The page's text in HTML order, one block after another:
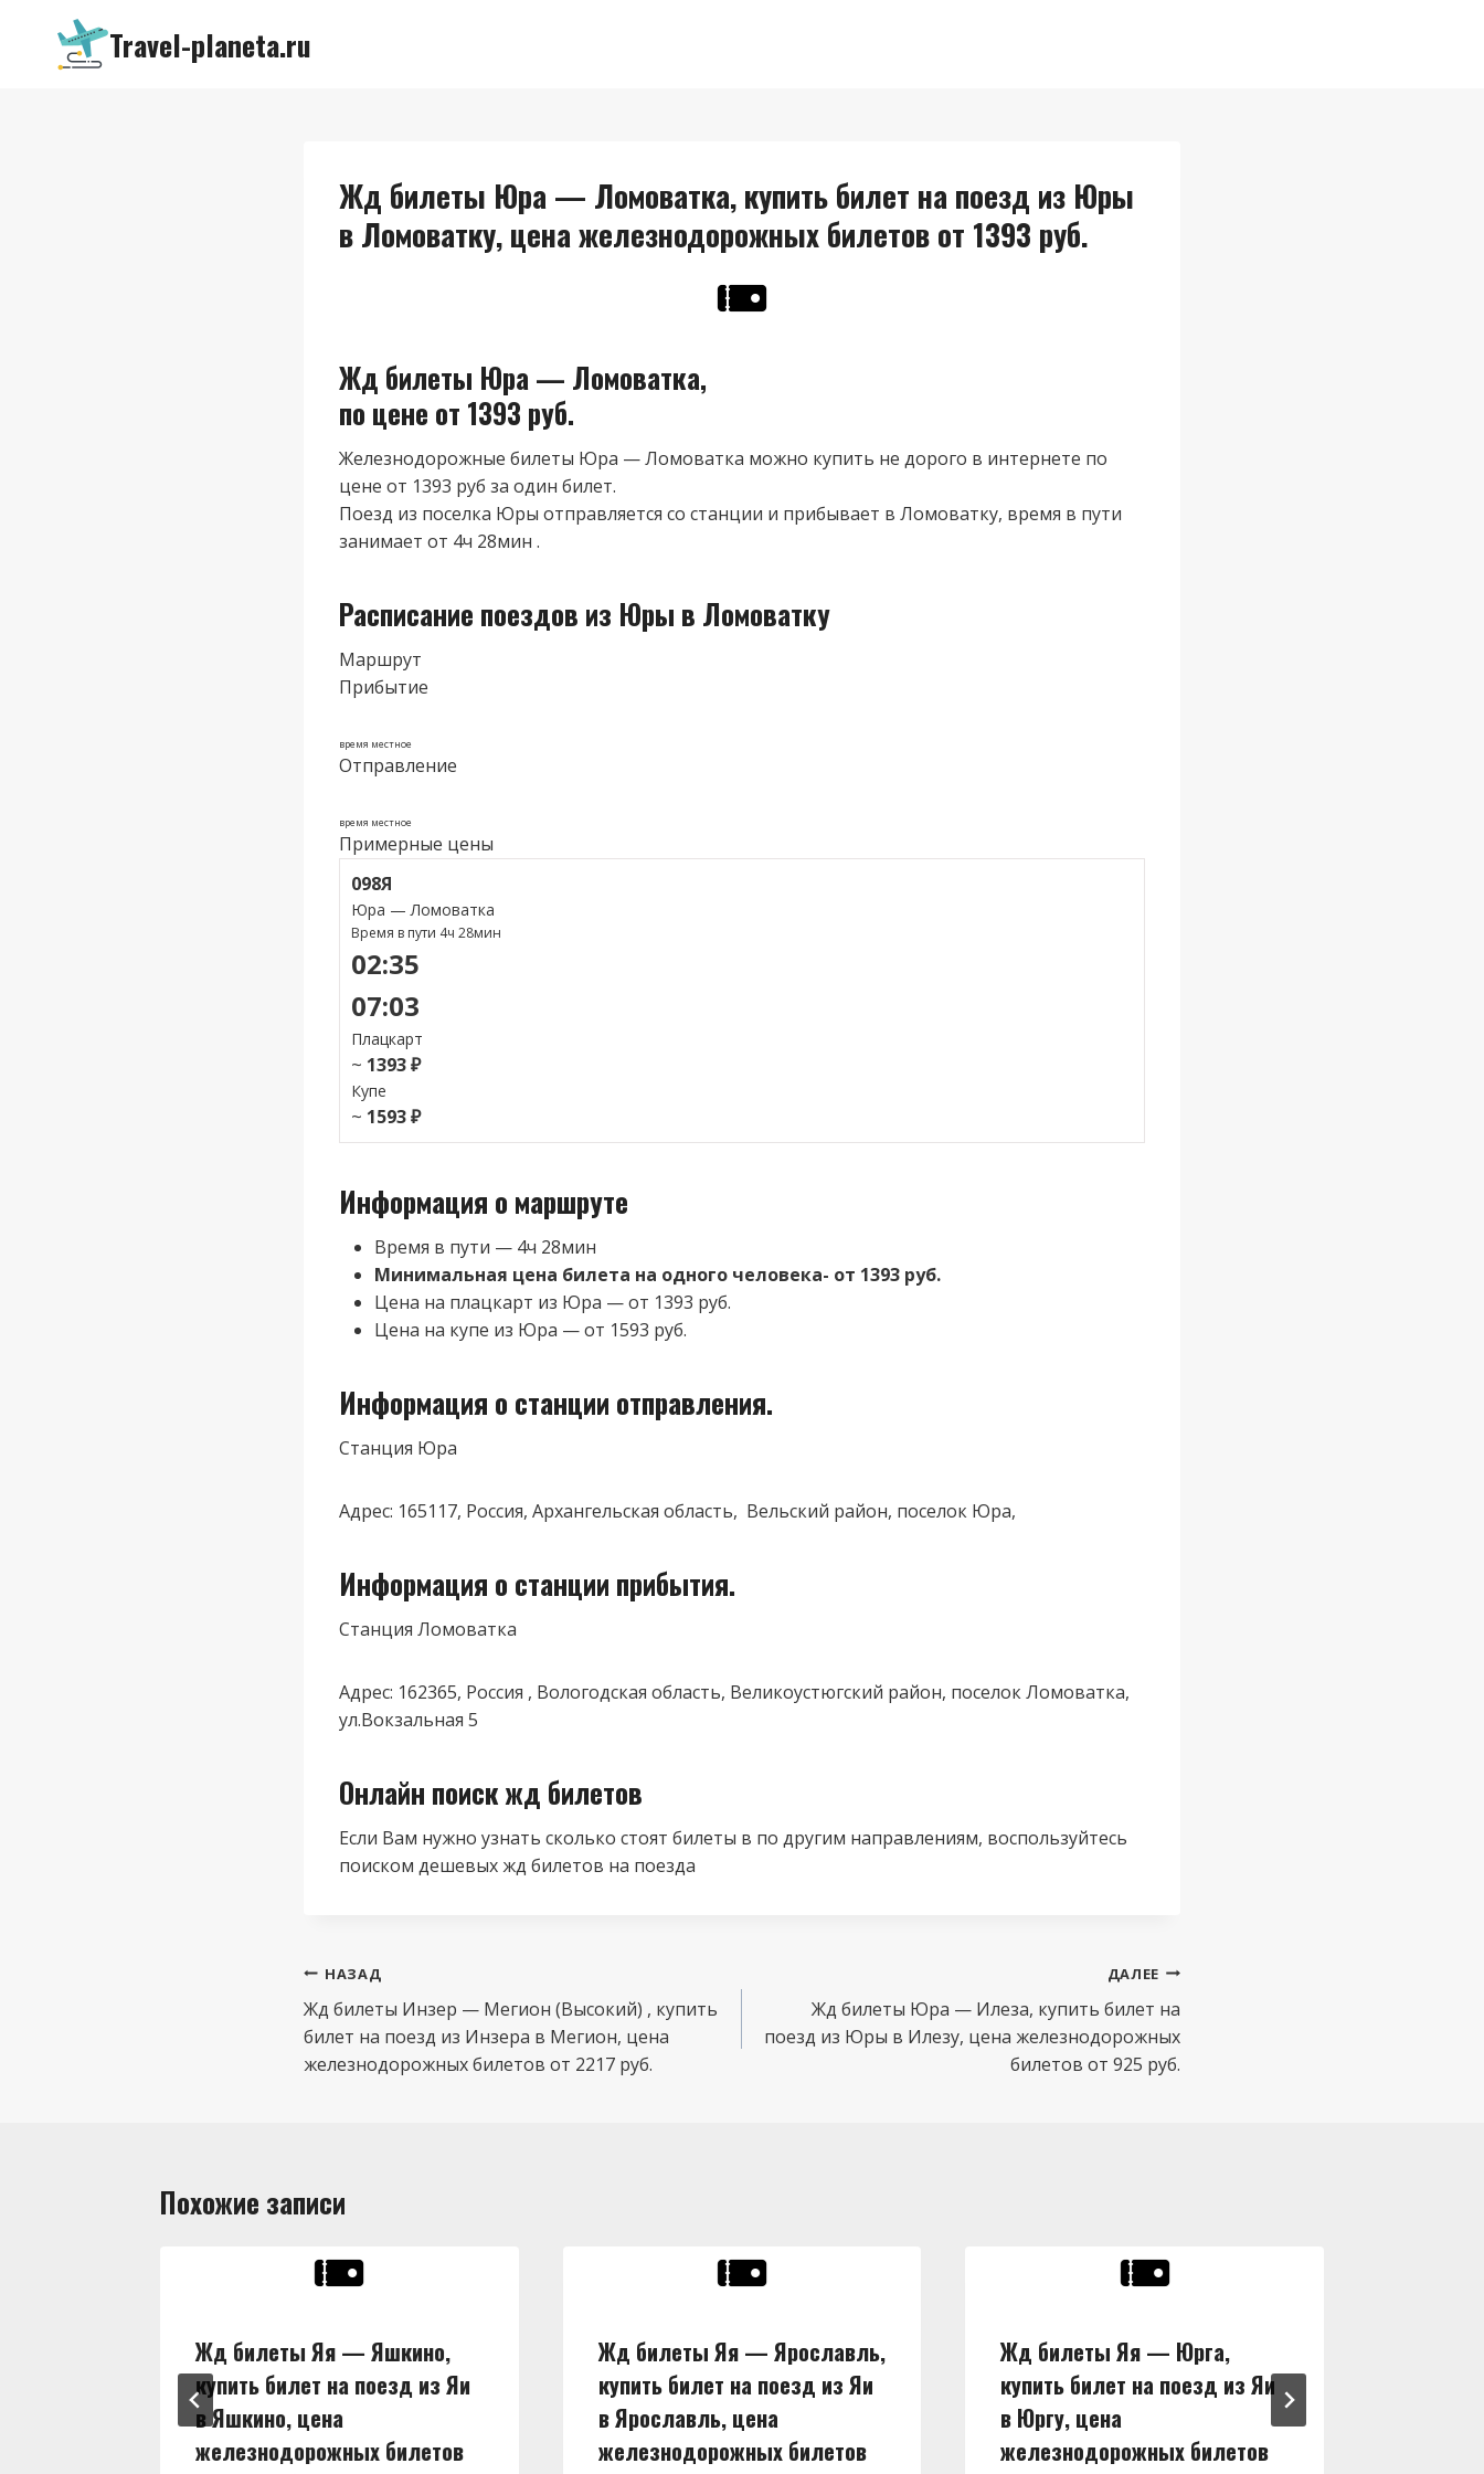
Перейти
содержимому
Travel-planeta.ru
Жд билеты Юра — Ломоватка, купить билет на поезд из Юры
в Ломоватку, цена железнодорожных билетов от 1393 руб.
Жд билеты Юра — Ломоватка,
по цене от 1393 руб.
Железнодорожные билеты Юра — Ломоватка можно купить не дорого в интернете по
цене от 1393 руб за один билет.
Поезд из поселка Юры отправляется со станции и прибывает в Ломоватку, время в пути
занимает от 4ч 28мин .
Расписание поездов из Юры в Ломоватку
Маршрут
Прибытие
время местное
Отправление
время местное
Примерные цены
098Я
Юра — Ломоватка
Время в пути 4ч 28мин
02:35
07:03
Плацкарт
~ 1393 ₽
Купе
~ 1593 ₽
Информация о маршруте
Время в пути — 4ч 28мин
Минимальная цена билета на одного человека- от 1393 руб.
Цена на плацкарт из Юра — от 1393 руб.
Цена на купе из Юра — от 1593 руб.
Информация о станции отправления.
Станция Юра
Адрес: 165117, Россия, Архангельская область, Вельский район, поселок Юра,
Информация о станции прибытия.
Станция Ломоватка
Адрес: 162365, Россия , Вологодская область, Великоустюгский район, поселок Ломоватка,
ул.Вокзальная 5
Онлайн поиск жд билетов
Если Вам нужно узнать сколько стоят билеты в по другим направлениям, воспользуйтесь
поиском дешевых жд билетов на поезда
Навигация
по
записям
НАЗАД
Жд билеты Инзер — Мегион (Высокий) , купить
билет на поезд из Инзера в Мегион, цена
железнодорожных билетов от 2217 руб.
ДАЛЕЕ
Жд билеты Юра — Илеза, купить билет на
поезд из Юры в Илезу, цена железнодорожных
билетов от 925 руб.
Похожие записи
Жд билеты Яя — Яшкино,
купить билет на поезд из Яи
в Яшкино, цена
железнодорожных билетов
Жд билеты Яя — Ярославль,
купить билет на поезд из Яи
в Ярославль, цена
железнодорожных билетов
Жд билеты Яя — Юрга,
купить билет на поезд из Яи
в Юргу, цена
железнодорожных билетов